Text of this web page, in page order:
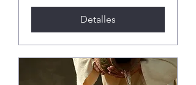
Detalles